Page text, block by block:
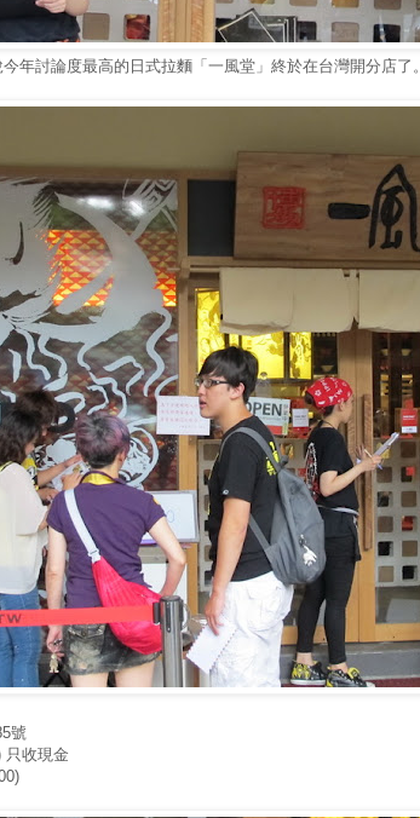
年討論度最高的日式拉麵「一風堂」終於在台灣開分店了。
號
只收現金